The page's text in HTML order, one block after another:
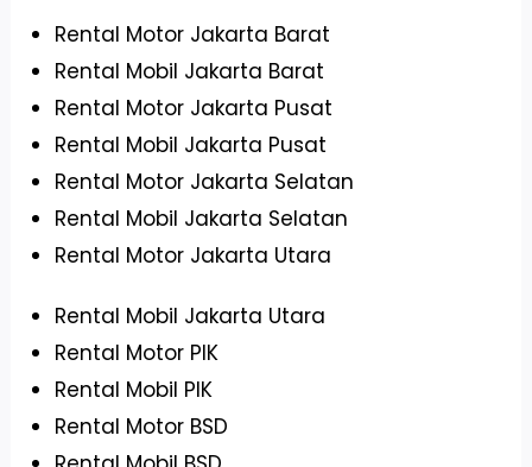
Rental Motor Jakarta Barat
Rental Mobil Jakarta Barat
Rental Motor Jakarta Pusat
Rental Mobil Jakarta Pusat
Rental Motor Jakarta Selatan
Rental Mobil Jakarta Selatan
Rental Motor Jakarta Utara
Rental Mobil Jakarta Utara
Rental Motor PIK
Rental Mobil PIK
Rental Motor BSD